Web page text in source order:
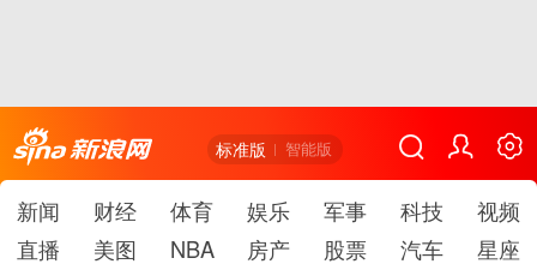
标准版 智能版
新闻 财经 体育 娱乐 军事 科技
视频
直播
美图 NBA 房产 股票 汽车
星座